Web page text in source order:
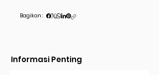
Bagikan :
Informasi Penting